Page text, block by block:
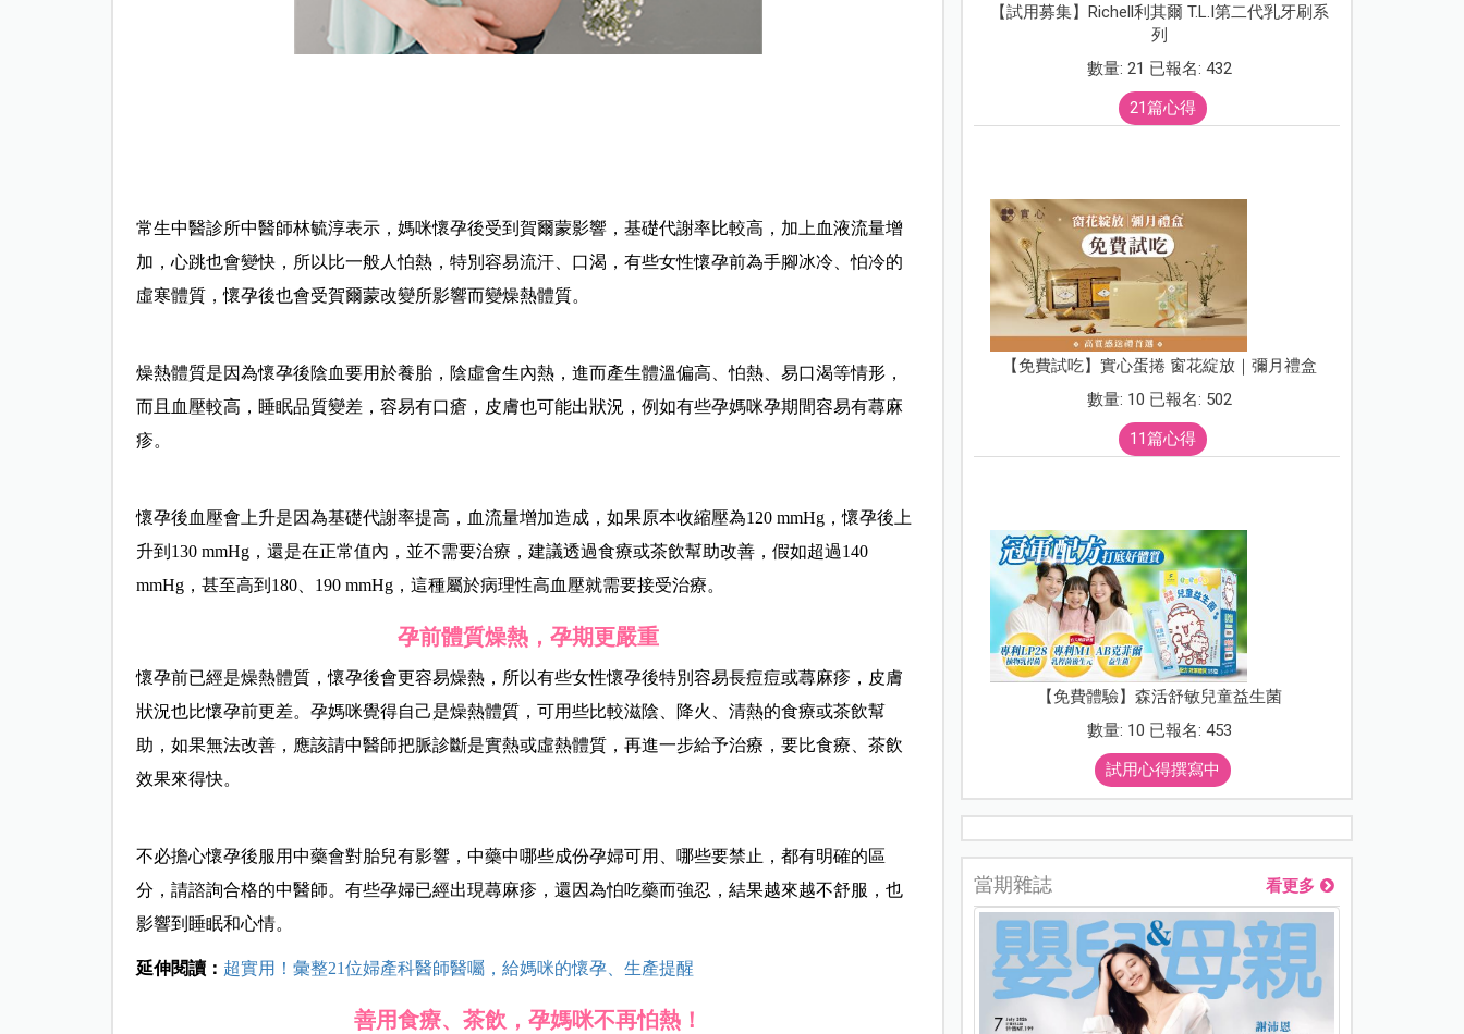
常生中醫診所中醫師林毓淳表示，媽咪懷孕後受到賀爾蒙影響，基礎代謝率比較高，加上血液流量增
加，心跳也會變快，所以比一般人怕熱，特別容易流汗、口渴，有些女性懷孕前為手腳冰冷、怕冷的
虛寒體質，懷孕後也會受賀爾蒙改變所影響而變燥熱體質。
燥熱體質是因為懷孕後陰血要用於養胎，陰虛會生內熱，進而產生體溫偏高、怕熱、易口渴等情形，
而且血壓較高，睡眠品質變差，容易有口瘡，皮膚也可能出狀況，例如有些孕媽咪孕期間容易有蕁麻
疹。
懷孕後血壓會上升是因為基礎代謝率提高，血流量增加造成，如果原本收縮壓為120 mmHg，懷孕後上
升到130 mmHg，還是在正常值內，並不需要治療，建議透過食療或茶飲幫助改善，假如超過140
mmHg，甚至高到180、190 mmHg，這種屬於病理性高血壓就需要接受治療。
孕前體質燥熱，孕期更嚴重
懷孕前已經是燥熱體質，懷孕後會更容易燥熱，所以有些女性懷孕後特別容易長痘痘或蕁麻疹，皮膚
狀況也比懷孕前更差。孕媽咪覺得自己是燥熱體質，可用些比較滋陰、降火、清熱的食療或茶飲幫
助，如果無法改善，應該請中醫師把脈診斷是實熱或虛熱體質，再進一步給予治療，要比食療、茶飲
效果來得快。
不必擔心懷孕後服用中藥會對胎兒有影響，中藥中哪些成份孕婦可用、哪些要禁止，都有明確的區
分，請諮詢合格的中醫師。有些孕婦已經出現蕁麻疹，還因為怕吃藥而強忍，結果越來越不舒服，也
影響到睡眠和心情。
延伸閱讀： 超實用！彙整21位婦產科醫師醫囑，給媽咪的懷孕、生產提醒
善用食療、茶飲，孕媽咪不再怕熱！
【試用募集】Richell利其爾 T.L.I第二代乳牙刷系
列
數量: 21 已報名: 432
21篇心得
【免費試吃】實心蛋捲 窗花綻放｜彌月禮盒
數量: 10 已報名: 502
11篇心得
【免費體驗】森活舒敏兒童益生菌
數量: 10 已報名: 453
試用心得撰寫中
當期雜誌 看更多